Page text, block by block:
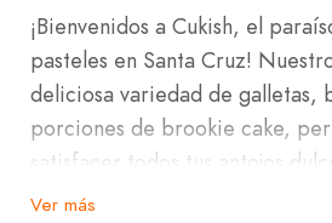
¡Bienvenidos a Cukish, el
pasteles en Santa Cruz!
deliciosa variedad de galletas,
porciones de brookie cake,
satisfacer todos tus antojos
Ver más